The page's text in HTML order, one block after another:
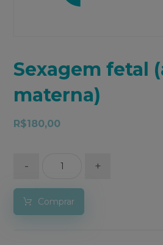
Sexagem fetal
materna)
R$180,00
- +
Comprar